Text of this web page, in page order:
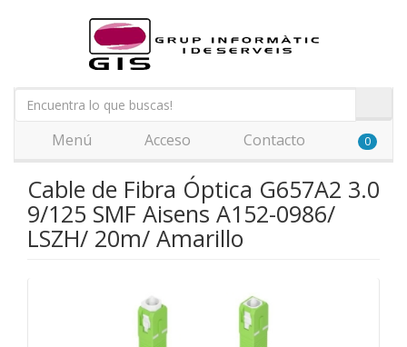
Menú Acceso Contacto 0
Cable de Fibra Óptica G657A2 3.0
9/125 SMF Aisens A152-0986/
LSZH/ 20m/ Amarillo